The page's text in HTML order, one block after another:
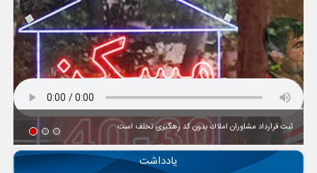
ثبت قرارداد مشاوران املاك بدون كد رهگیری تخلف است
یادداشت